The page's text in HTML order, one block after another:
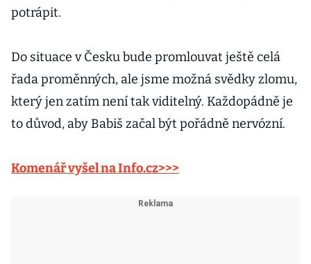
potrápit.
Do situace v Česku bude promlouvat ještě celá
řada proměnných, ale jsme možná svědky zlomu,
který jen zatím není tak viditelný. Každopádně je
to důvod, aby Babiš začal být pořádně nervózní.
Komenář vyšel na Info.cz>>>